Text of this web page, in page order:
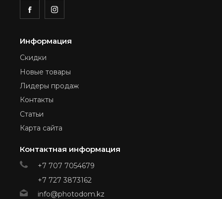
Информация
Скидки
Новые товары
Лидеры продаж
Контакты
Статьи
Карта сайта
Контактная информация
+7 707 7054679
+7 727 3873162
info@photodom.kz